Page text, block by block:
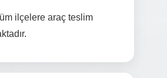
ilçelere araç teslim